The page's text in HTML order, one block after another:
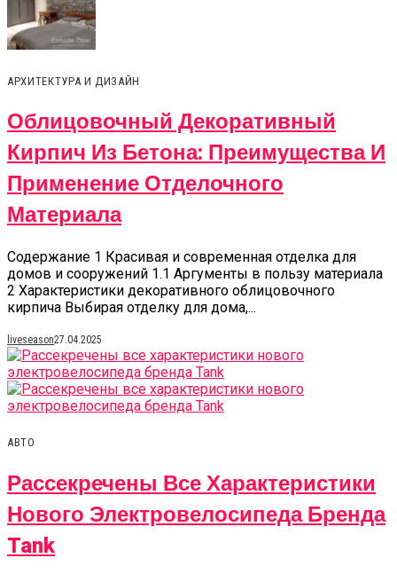
АРХИТЕКТУРА И ДИЗАЙН
Облицовочный Декоративный
Кирпич Из Бетона: Преимущества И
Применение Отделочного
Материала
Содержание 1 Красивая и современная отделка для
домов и сооружений 1.1 Аргументы в пользу материала
2 Характеристики декоративного облицовочного
кирпича Выбирая отделку для дома,...
liveseason27.04.2025
АВТО
Рассекречены Все Характеристики
Нового Электровелосипеда Бренда
Tank